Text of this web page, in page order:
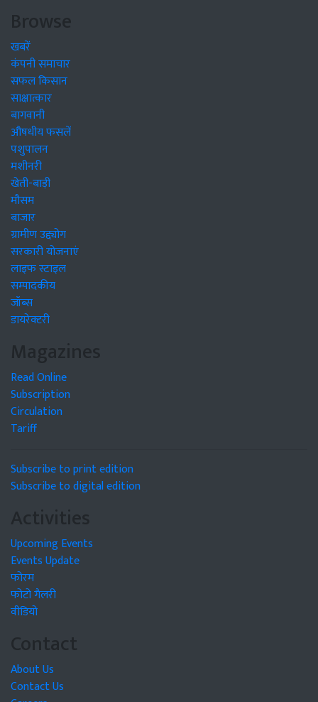
Browse
खबरें
कंपनी समाचार
सफल किसान
साक्षात्कार
बागवानी
औषधीय फसलें
पशुपालन
मशीनरी
खेती-बाड़ी
मौसम
बाजार
ग्रामीण उद्द्योग
सरकारी योजनाएं
लाइफ स्टाइल
सम्पादकीय
जॉब्स
डायरेक्टरी
Magazines
Read Online
Subscription
Circulation
Tariff
Subscribe to print edition
Subscribe to digital edition
Activities
Upcoming Events
Events Update
फोरम
फोटो गैलरी
वीडियो
Contact
About Us
Contact Us